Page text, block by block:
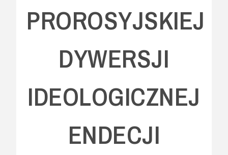
PROROSYJSKIEJ
DYWERSJI
IDEOLOGICZNEJ
ENDECJI